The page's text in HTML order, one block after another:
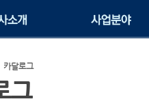
카달로그
그